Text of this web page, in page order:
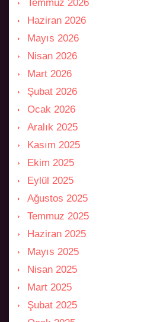
Temmuz 2026
Haziran 2026
Mayıs 2026
Nisan 2026
Mart 2026
Şubat 2026
Ocak 2026
Aralık 2025
Kasım 2025
Ekim 2025
Eylül 2025
Ağustos 2025
Temmuz 2025
Haziran 2025
Mayıs 2025
Nisan 2025
Mart 2025
Şubat 2025